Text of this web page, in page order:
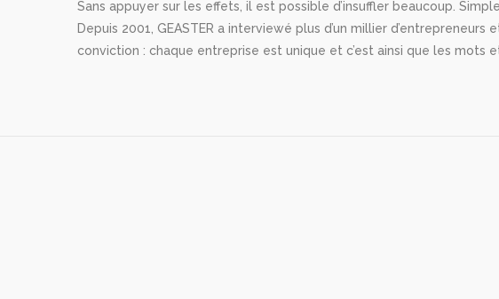
Sans appuyer sur les effets, il est possible d’insuffler beaucoup.
Depuis 2001, GEASTER a interviewé plus d’un millier
conviction : chaque entreprise est unique et c’est ainsi que les mots